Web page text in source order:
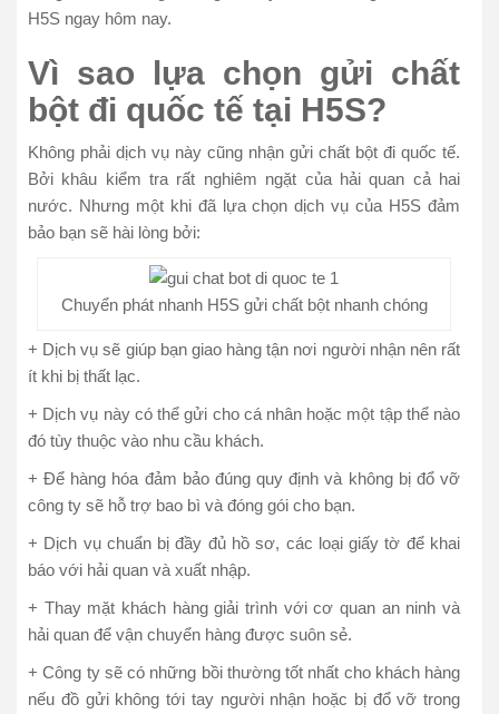
H5S ngay hôm nay.
Vì sao lựa chọn gửi chất
bột đi quốc tế tại H5S?
Không phải dịch vụ này cũng nhận gửi chất bột đi quốc tế.
Bởi khâu kiểm tra rất nghiêm ngặt của hải quan cả hai
nước. Nhưng một khi đã lựa chọn dịch vụ của H5S đảm
bảo bạn sẽ hài lòng bởi:
Chuyển phát nhanh H5S gửi chất bột nhanh chóng
+ Dịch vụ sẽ giúp bạn giao hàng tận nơi người nhận nên rất
ít khi bị thất lạc.
+ Dịch vụ này có thể gửi cho cá nhân hoặc một tập thể nào
đó tùy thuộc vào nhu cầu khách.
+ Để hàng hóa đảm bảo đúng quy định và không bị đổ vỡ
công ty sẽ hỗ trợ bao bì và đóng gói cho bạn.
+ Dịch vụ chuẩn bị đầy đủ hồ sơ, các loại giấy tờ để khai
báo với hải quan và xuất nhập.
+ Thay mặt khách hàng giải trình với cơ quan an ninh và
hải quan để vận chuyển hàng được suôn sẻ.
+ Công ty sẽ có những bồi thường tốt nhất cho khách hàng
nếu đồ gửi không tới tay người nhận hoặc bị đổ vỡ trong